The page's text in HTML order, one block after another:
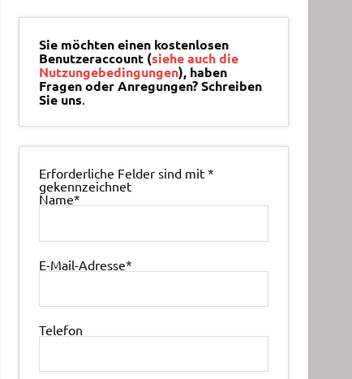
Sie möchten einen kostenlosen
Benutzeraccount (siehe auch die
Nutzungebedingungen), haben
Fragen oder Anregungen? Schreiben
Sie uns.
Erforderliche Felder sind mit*
gekennzeichnet
Name*
E-Mail-Adresse*
Telefon